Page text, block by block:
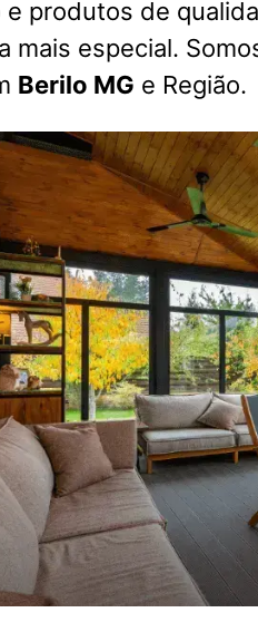
produtos de
mais especial.
Berilo MG e Região.